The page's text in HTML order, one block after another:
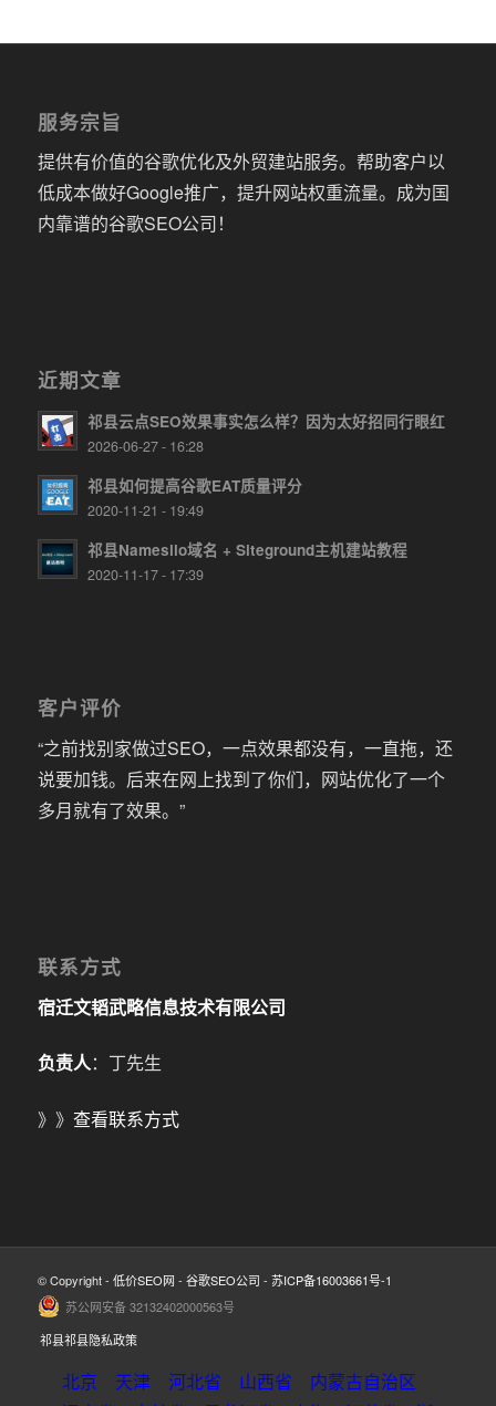
服务宗旨
提供有价值的谷歌优化及外贸建站服务。帮助客户以
低成本做好Google推广，提升网站权重流量。成为国
内靠谱的谷歌SEO公司！
近期文章
祁县云点SEO效果事实怎么样？因为太好招同行眼红
2026-06-27 - 16:28
祁县如何提高谷歌EAT质量评分
2020-11-21 - 19:49
祁县Namesilo域名 + Siteground主机建站教程
2020-11-17 - 17:39
客户评价
“之前找别家做过SEO，一点效果都没有，一直拖，还
说要加钱。后来在网上找到了你们，网站优化了一个
多月就有了效果。”
联系方式
宿迁文韬武略信息技术有限公司
负责人：丁先生
》》 查看联系方式
© Copyright - 低价SEO网 - 谷歌SEO公司 - 苏ICP备16003661号-1
苏公网安备 32132402000563号
祁县祁县隐私政策
北京 天津 河北省 山西省
内蒙古自治区